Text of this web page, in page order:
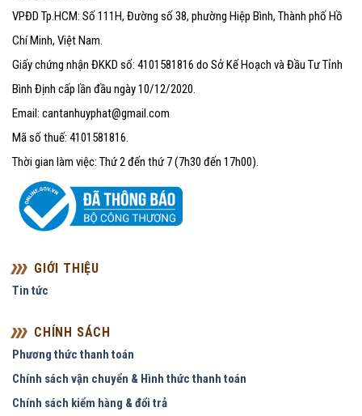
VPĐD Tp.HCM: Số 111H, Đường số 38, phường Hiệp Bình, Thành phố Hồ
Chí Minh, Việt Nam.
Giấy chứng nhận ĐKKD số: 4101581816 do Sở Kế Hoạch và Đầu Tư Tỉnh
Bình Định cấp lần đầu ngày 10/12/2020.
Email: cantanhuyphat@gmail.com
Mã số thuế: 4101581816.
Thời gian làm việc: Thứ 2 đến thứ 7 (7h30 đến 17h00).
GIỚI THIỆU
Tin tức
CHÍNH SÁCH
Phương thức thanh toán
Chính sách vận chuyển & Hình thức thanh toán
Chính sách kiểm hàng & đổi trả